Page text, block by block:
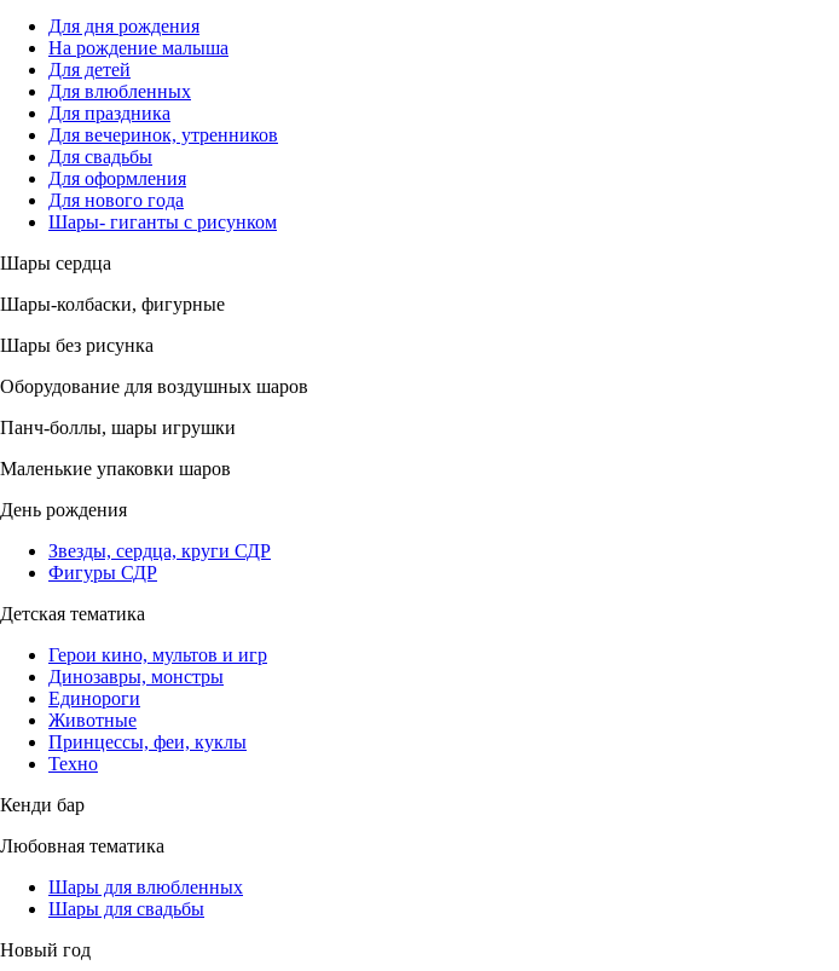
Для дня рождения
На рождение малыша
Для детей
Для влюбленных
Для праздника
Для вечеринок, утренников
Для свадьбы
Для оформления
Для нового года
Шары- гиганты с рисунком
Шары сердца
Шары-колбаски, фигурные
Шары без рисунка
Оборудование для воздушных шаров
Панч-боллы, шары игрушки
Маленькие упаковки шаров
День рождения
Звезды, сердца, круги СДР
Фигуры СДР
Детская тематика
Герои кино, мультов и игр
Динозавры, монстры
Единороги
Животные
Принцессы, феи, куклы
Техно
Кенди бар
Любовная тематика
Шары для влюбленных
Шары для свадьбы
Новый год